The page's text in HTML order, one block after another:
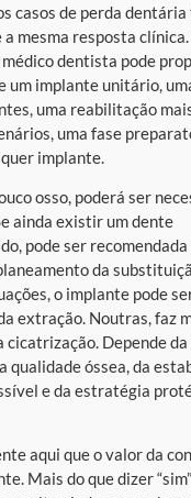
casos de perda dentária
mesma resposta clínica.
dentista pode
um implante unitário,
uma reabilitação
uma fase
implante.
osso, poderá ser
ainda existir um dente
pode ser
da
o implante pode
extração. Noutras, faz
cicatrização. Depende
qualidade óssea, da
e da estratégia
aqui que o valor da
Mais do que dizer “sim”